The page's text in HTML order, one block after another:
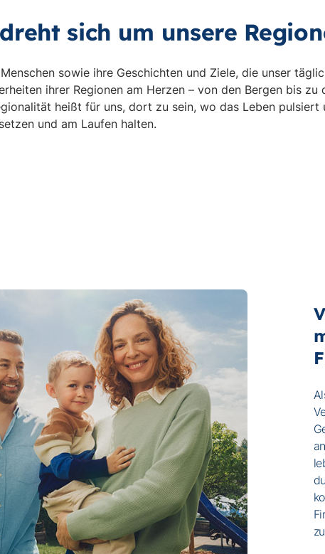
sich um unsere
sowie ihre Geschichten und Ziele, die unser
ihrer Regionen am Herzen – von den Bergen bis
heißt für uns, dort zu sein, wo das Leben
und am Laufen halten.